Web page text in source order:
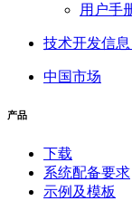
用户手
技术开发信
中国市场
产品
下载
系统配备要求
示例及模板